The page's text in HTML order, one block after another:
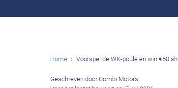
Home Voorspel de WK-poule en win €50
Geschreven door Combi Motors